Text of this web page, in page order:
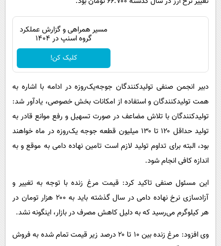
مسیر همراهی و گزارش عملکرد
گروه اسنپ در ۱۴۰۴
کلیک کن!
دبیر انجمن صنفی تولیدکنندگان جوجه‌یک‌روزه در ادامه با اشاره به
همت تولیدکنندگان و استفاده از امکانات بخش خصوصی، یادآور شد:
تولیدکنندگان با تلاش مضاعف در صورت تسهیل و رفع موانع قادر به
تولید حداقل ۱۲۰ تا ۱۳۰ میلیون قطعه جوجه یک‌روزه در ماه خواهند
بود، البته برای تداوم تولید لازم است تامین نهاده دامی به موقع و به
اندازه کافی انجام شود.
این مسئول صنفی تاکید کرد: قیمت مرغ زنده با توجه به تغییر و
آزادسازی نرخ نهاده دامی در سال گذشته باید به ۲۰۰ هزار تومان در
هر کیلوگرم می‌رسید که به دلیل کاهش مصرف در بازار، اینگونه نشد.
وی افزود: مرغ زنده بین ۱۰ تا ۲۰ درصد زیر قیمت تمام شده به فروش